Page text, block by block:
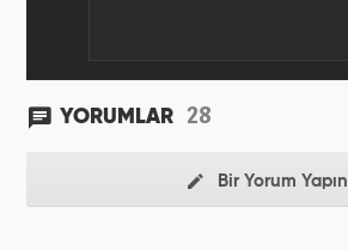
YORUMLAR 28
Bir Yorum Yapın